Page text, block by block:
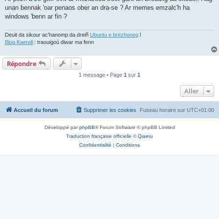
unan bennak 'oar penaos ober an dra-se ? Ar memes emzalc'h ha
windows 'benn ar fin ?
Deuit da sikour ac'hanomp da dreiñ Ubuntu e brezhoneg !
Blog Kaerell : traouigoù diwar ma fenn
Répondre
1 message • Page 1 sur 1
Aller
Accueil du forum Fuseau horaire sur UTC+01:00
Supprimer les cookies
Développé parphpBB® Forum Software © phpBB Limited
Traduction française officielle ©Qiaeru
Confidentialité | Conditions